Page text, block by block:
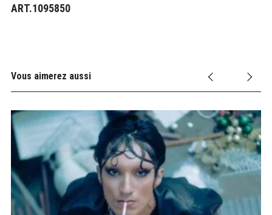
ART.1095850
Vous aimerez aussi